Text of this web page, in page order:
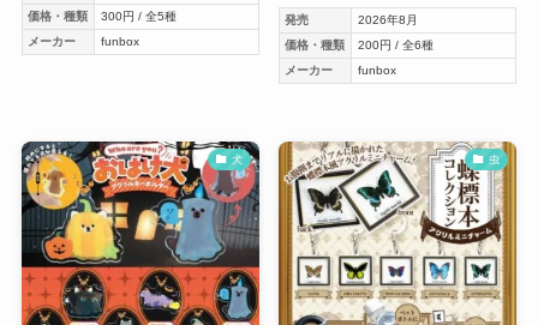
価格・種類
300円 / 全5種
メーカー
funbox
発売
2026年8月
価格・種類
200円 / 全6種
メーカー
funbox
犬 虫